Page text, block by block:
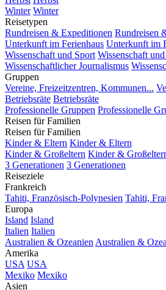
Winter Winter
Reisetypen
Rundreisen & Expeditionen Rundreisen
Unterkunft im Ferienhaus Unterkunft im
Wissenschaft und Sport Wissenschaft
Wissenschaftlicher Journalismus
Gruppen
Vereine, Freizeitzentren, Kommunen...
Betriebsräte Betriebsräte
Professionelle Gruppen Professionelle
Reisen für Familien
Reisen für Familien
Kinder & Eltern Kinder & Eltern
Kinder & Großeltern Kinder &
3 Generationen 3 Generationen
Reiseziele
Frankreich
Tahiti, Französisch-Polynesien Tahiti,
Europa
Island Island
Italien Italien
Australien & Ozeanien Australien &
Amerika
USA USA
Mexiko Mexiko
Asien